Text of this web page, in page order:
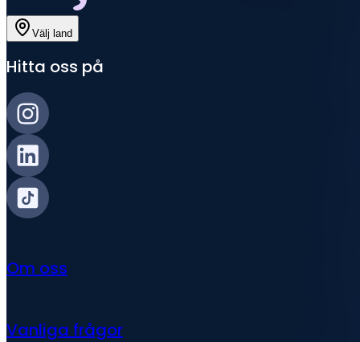
Välj land
Hitta oss på
Om oss
Vanliga frågor